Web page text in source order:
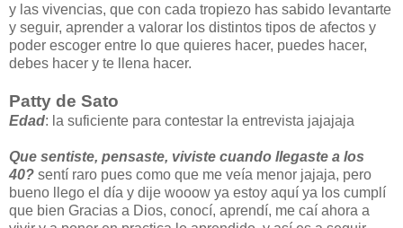
y las vivencias, que con cada tropiezo has sabido levantarte
y seguir, aprender a valorar los distintos tipos de afectos y
poder escoger entre lo que quieres hacer, puedes hacer,
debes hacer y te llena hacer.
Patty de Sato
Edad: la suficiente para contestar la entrevista jajajaja
Que sentiste, pensaste, viviste cuando llegaste a los
40? sentí raro pues como que me veía menor jajaja, pero
bueno llego el día y dije wooow ya estoy aquí ya los cumplí
que bien Gracias a Dios, conocí, aprendí, me caí ahora a